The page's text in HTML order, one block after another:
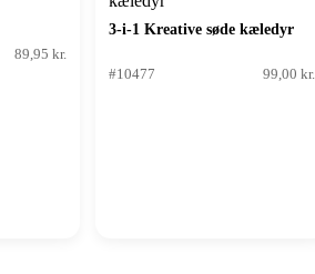
89,95 kr.
3-i-1 Kreative søde kæledyr
#10477 99,00 kr.